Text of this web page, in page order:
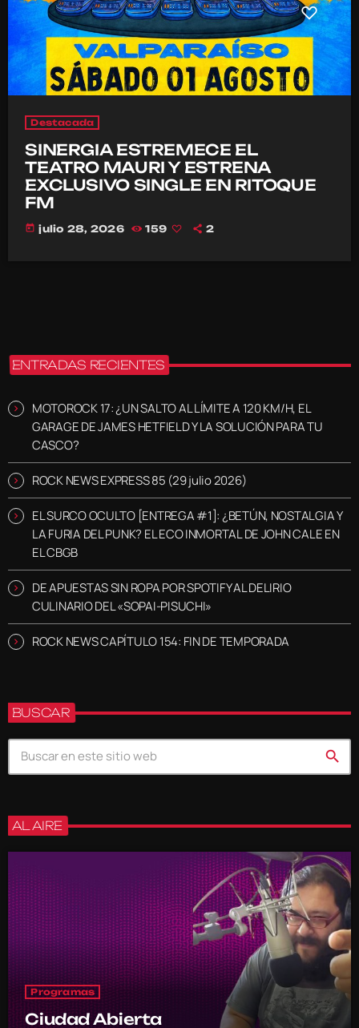
Destacada
SINERGIA ESTREMECE EL
TEATRO MAURI Y ESTRENA
EXCLUSIVO SINGLE EN RITOQUE
FM
today julio 28, 2026 159 2
ENTRADAS RECIENTES
MOTOROCK 17: ¿UN SALTO AL LÍMITE A 120 KM/H, EL
GARAGE DE JAMES HETFIELD Y LA SOLUCIÓN PARA TU
CASCO?
ROCK NEWS EXPRESS 85 (29 julio 2026)
EL SURCO OCULTO [ENTREGA #1]: ¿BETÚN, NOSTALGIA Y
LA FURIA DEL PUNK? EL ECO INMORTAL DE JOHN CALE EN
EL CBGB
DE APUESTAS SIN ROPA POR SPOTIFY AL DELIRIO
CULINARIO DEL «SOPAI-PISUCHI»
ROCK NEWS CAPÍTULO 154: FIN DE TEMPORADA
BUSCAR
search
AL AIRE
Programas
Ciudad Abierta